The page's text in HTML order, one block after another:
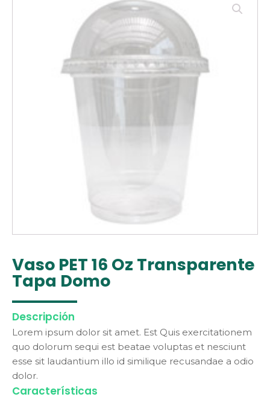
Vaso PET 16 Oz Transparente
Tapa Domo
------------
Descripción
Lorem ipsum dolor sit amet. Est Quis exercitationem
quo dolorum sequi est beatae voluptas et nesciunt
esse sit laudantium illo id similique recusandae a odio
dolor.
Características